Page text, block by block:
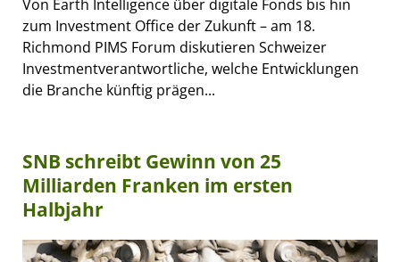
Von Earth Intelligence über digitale Fonds bis hin
zum Investment Office der Zukunft – am 18.
Richmond PIMS Forum diskutieren Schweizer
Investmentverantwortliche, welche Entwicklungen
die Branche künftig prägen...
SNB schreibt Gewinn von 25
Milliarden Franken im ersten
Halbjahr